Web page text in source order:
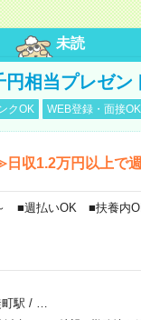
未読
相当プレゼン
クOK WEB登録・面接OK
収1.2万円以上で
■週払いOK ■扶養内
町駅 /